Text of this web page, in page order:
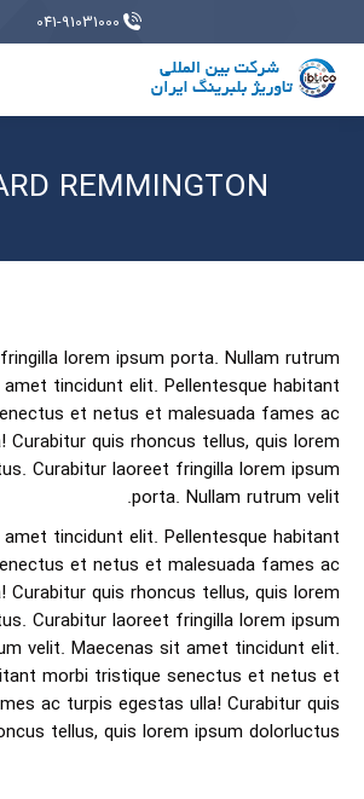
041-91031000
REMMINGTON
lorem ipsum porta. Nullam rutrum
tincidunt elit. Pellentesque habitant
et netus et malesuada fames ac
Curabitur quis rhoncus tellus, quis lorem
Curabitur laoreet fringilla lorem ipsum
porta. Nullam rutrum velit.
tincidunt elit. Pellentesque habitant
et netus et malesuada fames ac
Curabitur quis rhoncus tellus, quis lorem
Curabitur laoreet fringilla lorem ipsum
velit. Maecenas sit amet tincidunt elit.
morbi tristique senectus et netus et
ac turpis egestas ulla! Curabitur quis
tellus, quis lorem ipsum dolorluctus.